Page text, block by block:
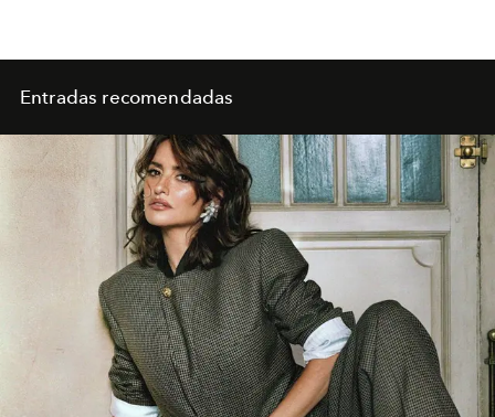
Entradas recomendadas